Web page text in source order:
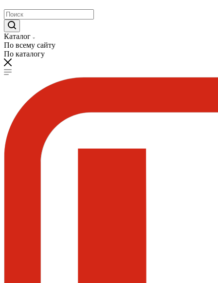
Каталог
По всему сайту
По каталогу